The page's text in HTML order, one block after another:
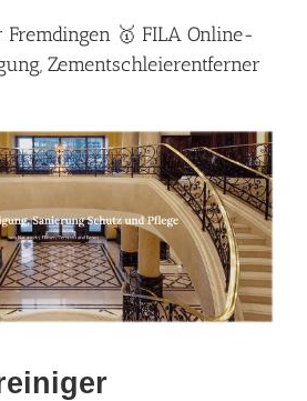
🥇 FILA Online-
Zementschleierentferner